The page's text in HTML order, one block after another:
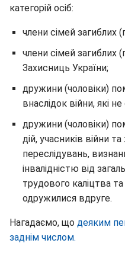
категорій осіб:
члени сімей загиблих
члени сімей загиблих
Захисниць України;
дружини (чоловіки)
внаслідок війни, які
дружини (чоловіки)
дій, учасників війни
переслідувань,
інвалідністю від
трудового каліцтва
одружилися вдруге.
Нагадаємо, що деяким
заднім числом.